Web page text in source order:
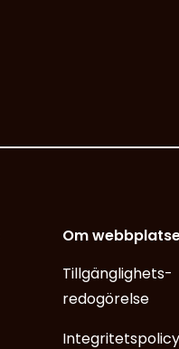
Om
Tillgänglighets­
redogörelse
Integritetspolicy